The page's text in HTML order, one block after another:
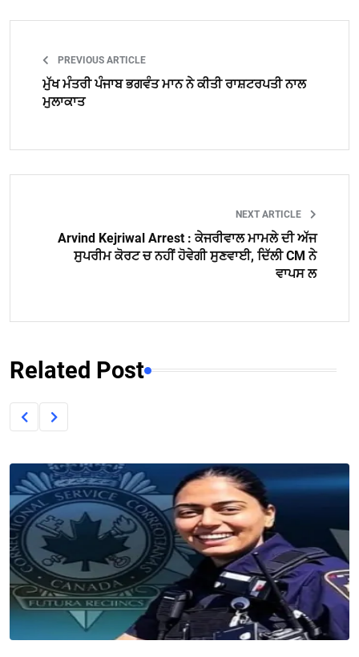
PREVIOUS ARTICLE
ਮੁੱਖ ਮੰਤਰੀ ਪੰਜਾਬ ਭਗਵੰਤ ਮਾਨ ਨੇ ਕੀਤੀ ਰਾਸ਼ਟਰਪਤੀ ਨਾਲ
ਮੁਲਾਕਾਤ
NEXT ARTICLE
Arvind Kejriwal Arrest : ਕੇਜਰੀਵਾਲ ਮਾਮਲੇ ਦੀ ਅੱਜ
ਸੁਪਰੀਮ ਕੋਰਟ ਚ ਨਹੀਂ ਹੋਵੇਗੀ ਸੁਣਵਾਈ, ਦਿੱਲੀ CM ਨੇ
ਵਾਪਸ ਲ
Related Post